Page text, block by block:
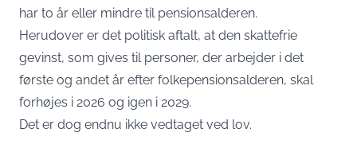
har to år eller mindre til pensionsalderen.
Herudover er det politisk aftalt, at den skattefrie
gevinst, som gives til personer, der arbejder i det
første og andet år efter folkepensionsalderen, skal
forhøjes i 2026 og igen i 2029.
Det er dog endnu ikke vedtaget ved lov.